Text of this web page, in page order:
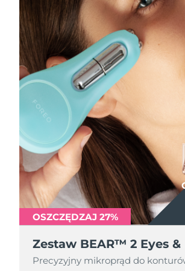
OSZCZĘDZAJ 27%
Zestaw BEAR™ 2 Eyes &
Precyzyjny mikroprąd do
OSZCZĘDZAJ 27%
Zestaw BEAR™ 2 Eyes &
Precyzyjny mikroprąd do